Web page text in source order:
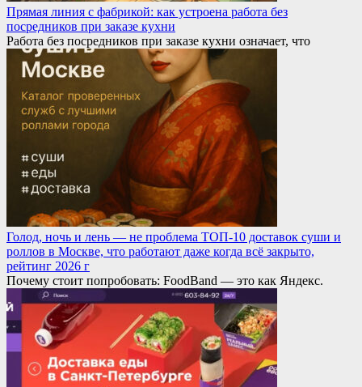
Прямая линия с фабрикой: как устроена работа без
посредников при заказе кухни
Работа без посредников при заказе кухни означает, что
Голод, ночь и лень — не проблема ТОП-10 доставок суши и
роллов в Москве, что работают даже когда всё закрыто,
рейтинг 2026 г
Почему стоит попробовать: FoodBand — это как Яндекс.